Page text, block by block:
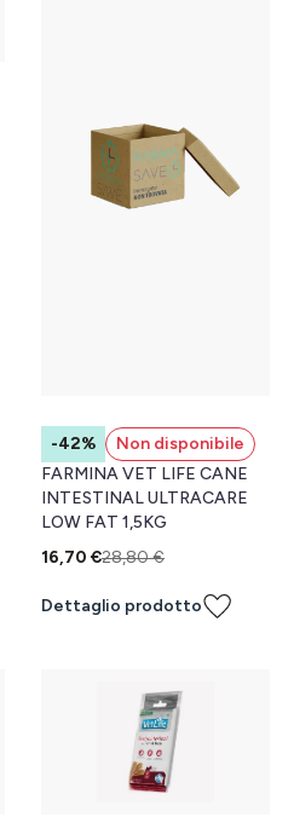
-42%
Non disponibile
FARMINA VET LIFE CANE
INTESTINAL ULTRACARE
LOW FAT 1,5KG
16,70 €28,80 €
Dettaglio prodotto